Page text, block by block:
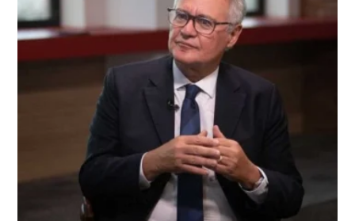
a devolver dinheiro de passagens aéreas. “A farra das
diárias da Lava Jato, comandada por Deltan …